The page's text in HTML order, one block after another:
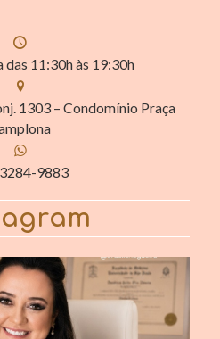
das 11:30h às 19:30h
1303 – Condomínio Praça
9883